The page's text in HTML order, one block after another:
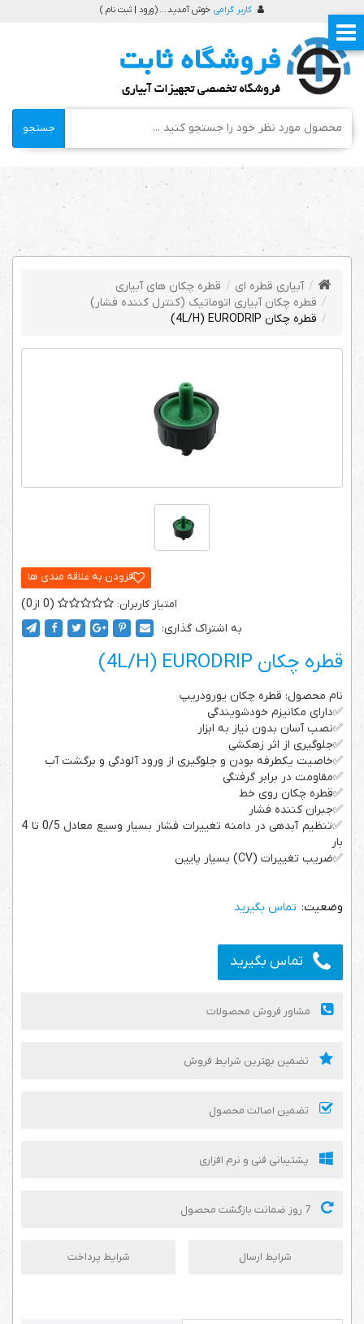
کاربر گرامی خوش آمدید ... (ورود | ثبت نام )
جستجو
آبیاری قطره ای
قطره چکان های آبیاری
قطره چکان آبیاری اتوماتیک (کنترل کننده فشار)
قطره چکان 4L/H) EURODRIP)
0
0
به اشتراک گذاری:
قطره چکان 4L/H) EURODRIP)
نام محصول: قطره چکان یورودریپ
✅دارای مکانیزم خودشویندگی
✅نصب آسان بدون نیاز به ابزار
✅جلوگیری از اثر زهکشی
✅خاصیت یکطرفه بودن و جلوگیری از ورود آلودگی و برگشت آب
✅مقاومت در برابر گرفتگی
✅قطره چکان روی خط
✅جبران کننده فشار
✅تنظیم آبدهی در دامنه تغییرات فشار بسیار وسیع معادل 0/5 تا 4
بار
✅ضریب تغییرات (CV) بسیار پایین
تماس بگیرید
تماس بگیرید
مشاور فروش محصولات
تضمین بهترین شرایط فروش
تضمین اصالت محصول
پشتیبانی فنی و نرم افزاری
شرایط ارسال شرایط پرداخت